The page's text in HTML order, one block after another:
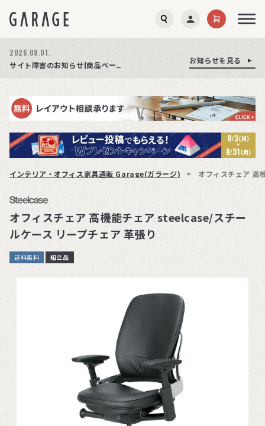
2026.08.03.
お知らせを見る
商品ページ障害復旧のお知らせ お知らせを見る
2026.08.01.
サイト障害のお知らせ(商品ページが正常に表示されない事象発生)
お知らせを見る
インテリア・オフィス家具通販 Garage(ガラージ) オフィスチェア 高
オフィスチェア 高機能チェア steelcase/スチー
ルケース リープチェア 革張り
送料無料 組立品